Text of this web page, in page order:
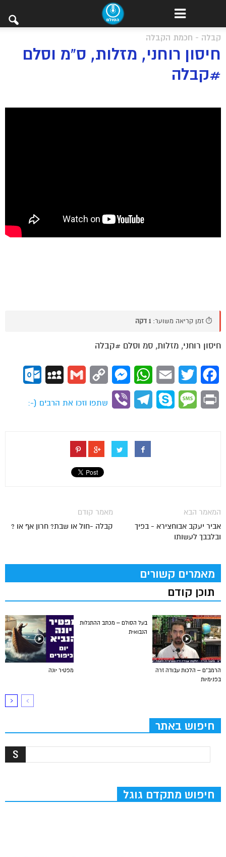
קבלה - חכמת הקבלה
חיסון רוחני, מזלות, ס”מ וסלם
#קבלה
⏱️ זמן קריאה משוער: 1 דקה
חיסון רוחני, מזלות, סמ וסלם #קבלה
Facebook
Twitter
Email
WhatsApp
Messenger
Copy
Gmail
MySpace
Print
Message
Skype
Telegram
Viber
שתפו וזכו את הרבים (-:
מאמר קודם
קבלה -חול או שבת? חרון אף או ?
המאמר הבא
אביר יעקב אבוחצירא - בפיך
ובלבבך לעשותו
מאמרים קשורים
תוכן קודם
מפטיר יונה
בעל הסולם – מכתב ההתגלות
הנבואית
הרמב”ם – הלכות עבודה זרה
בפנימיות
חיפוש באתר
חיפוש מתקדם גוגל